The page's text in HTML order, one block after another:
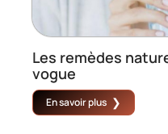
Les remèdes
vogue
En savoir plus